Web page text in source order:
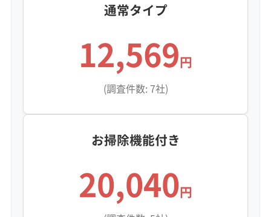
通常タイプ
12,569円
(調査件数: 7社)
お掃除機能付き
20,040円